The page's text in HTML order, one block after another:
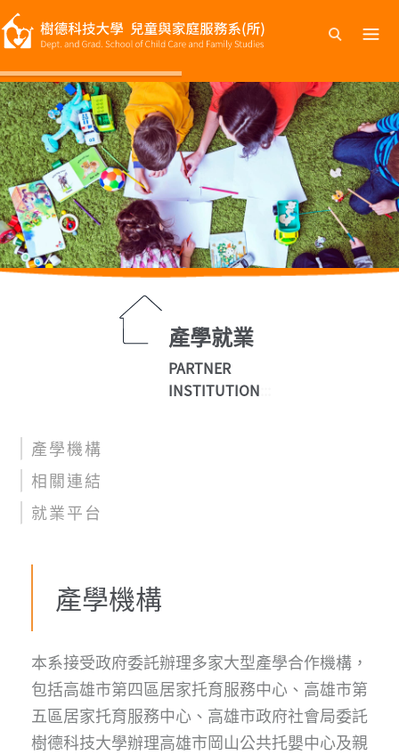
到
主
要
內
容
產學就業
PARTNER
INSTITUTION
產學機構
相關連結
就業平台
產學機構
本系接受政府委託辦理多家大型產學合作機構，
包括高雄市第四區居家托育服務中心、高雄市第
五區居家托育服務中心、高雄市政府社會局委託
樹德科技大學辦理高雄市岡山公共托嬰中心及親